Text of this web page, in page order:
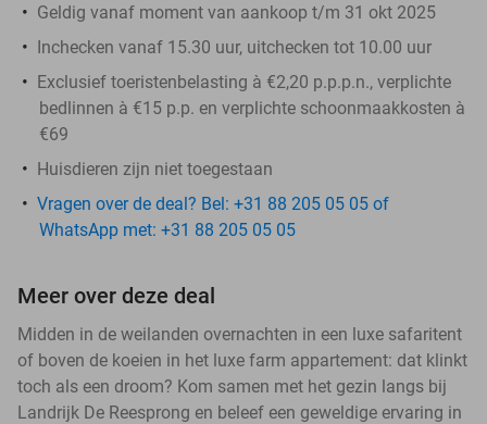
Geldig vanaf moment van aankoop t/m 31 okt 2025
Inchecken vanaf 15.30 uur, uitchecken tot 10.00 uur
Exclusief toeristenbelasting à €2,20 p.p.p.n., verplichte
bedlinnen à €15 p.p. en verplichte schoonmaakkosten à
€69
Huisdieren zijn niet toegestaan
Vragen over de deal? Bel: +31 88 205 05 05 of
WhatsApp met: +31 88 205 05 05
Meer over deze deal
Midden in de weilanden overnachten in een luxe safaritent
of boven de koeien in het luxe farm appartement: dat klinkt
toch als een droom? Kom samen met het gezin langs bij
Landrijk De Reesprong en beleef een geweldige ervaring in